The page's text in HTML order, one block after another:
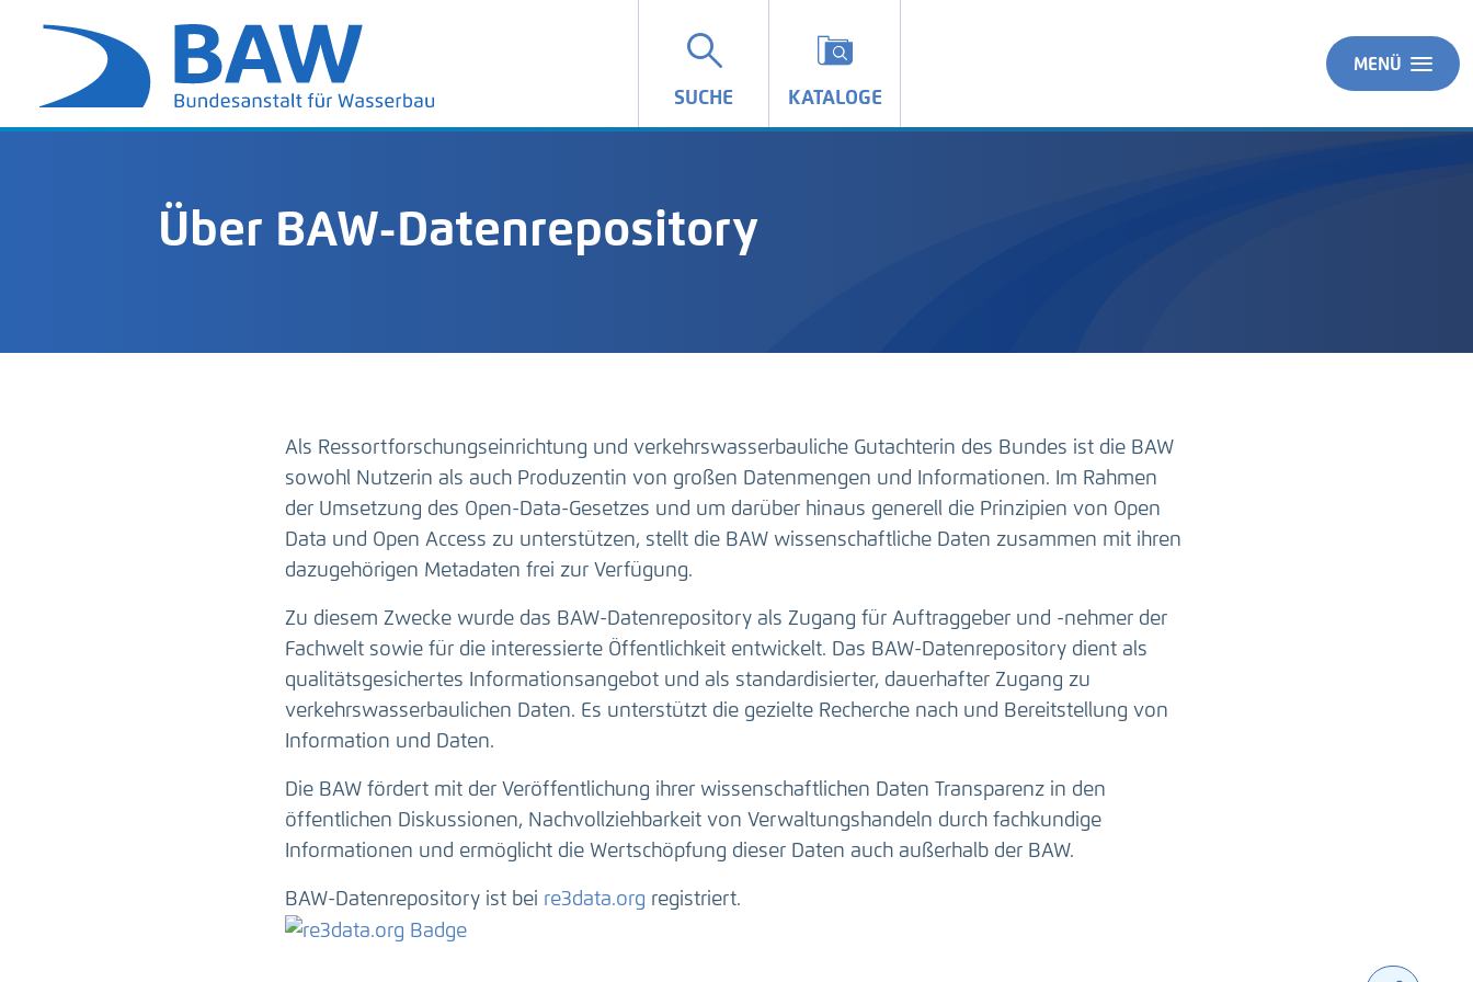
SUCHE KATALOGE
MENÜ
Über BAW-Datenrepository
Als Ressortforschungseinrichtung und verkehrswasserbauliche Gutachterin des Bundes ist die BAW
sowohl Nutzerin als auch Produzentin von großen Datenmengen und Informationen. Im Rahmen
der Umsetzung des Open-Data-Gesetzes und um darüber hinaus generell die Prinzipien von Open
Data und Open Access zu unterstützen, stellt die BAW wissenschaftliche Daten zusammen mit ihren
dazugehörigen Metadaten frei zur Verfügung.
Zu diesem Zwecke wurde das BAW-Datenrepository als Zugang für Auftraggeber und -nehmer der
Fachwelt sowie für die interessierte Öffentlichkeit entwickelt. Das BAW-Datenrepository dient als
qualitätsgesichertes Informationsangebot und als standardisierter, dauerhafter Zugang zu
verkehrswasserbaulichen Daten. Es unterstützt die gezielte Recherche nach und Bereitstellung von
Information und Daten.
Die BAW fördert mit der Veröffentlichung ihrer wissenschaftlichen Daten Transparenz in den
öffentlichen Diskussionen, Nachvollziehbarkeit von Verwaltungshandeln durch fachkundige
Informationen und ermöglicht die Wertschöpfung dieser Daten auch außerhalb der BAW.
BAW-Datenrepository ist bei re3data.org registriert.